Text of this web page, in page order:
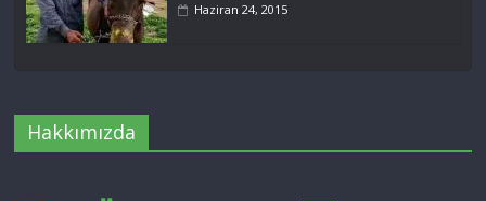
Haziran 24, 2015
Hakkımızda